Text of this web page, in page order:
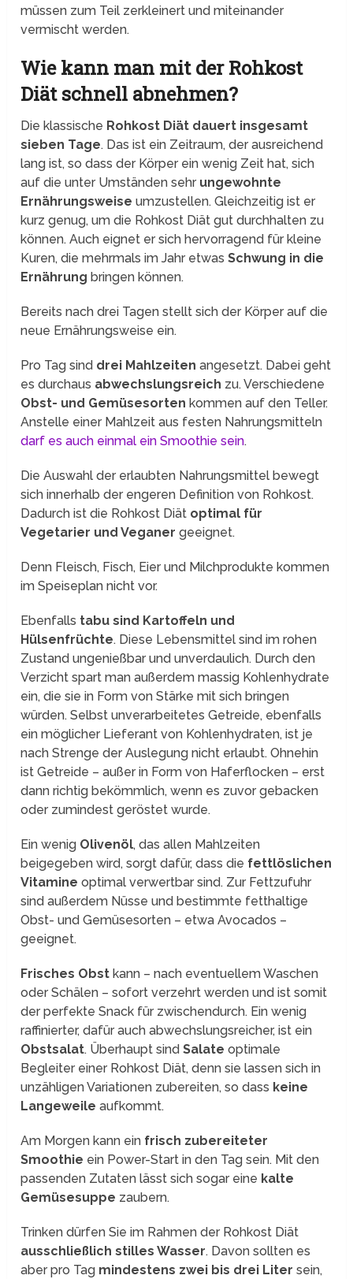
müssen zum Teil zerkleinert und miteinander
vermischt werden.
Wie kann man mit der Rohkost
Diät schnell abnehmen?
Die klassische Rohkost Diät dauert insgesamt
sieben Tage. Das ist ein Zeitraum, der ausreichend
lang ist, so dass der Körper ein wenig Zeit hat, sich
auf die unter Umständen sehr ungewohnte
Ernährungsweise umzustellen. Gleichzeitig ist er
kurz genug, um die Rohkost Diät gut durchhalten zu
können. Auch eignet er sich hervorragend für kleine
Kuren, die mehrmals im Jahr etwasSchwung in die
Ernährung bringen können.
Bereits nach drei Tagen stellt sich der Körper auf die
neue Ernährungsweise ein.
Pro Tag sind drei Mahlzeiten angesetzt. Dabei geht
es durchaus abwechslungsreich zu. Verschiedene
Obst- und Gemüsesorten kommen auf den Teller.
Anstelle einer Mahlzeit aus festen Nahrungsmitteln
darf es auch einmal ein Smoothie sein.
Die Auswahl der erlaubten Nahrungsmittel bewegt
sich innerhalb der engeren Definition von Rohkost.
Dadurch ist die Rohkost Diät optimal für
Vegetarier und Veganer geeignet.
Denn Fleisch, Fisch, Eier und Milchprodukte kommen
im Speiseplan nicht vor.
Ebenfalls tabu sind Kartoffeln und
Hülsenfrüchte. Diese Lebensmittel sind im rohen
Zustand ungenießbar und unverdaulich. Durch den
Verzicht spart man außerdem massig Kohlenhydrate
ein, die sie in Form von Stärke mit sich bringen
würden. Selbst unverarbeitetes Getreide, ebenfalls
ein möglicher Lieferant von Kohlenhydraten, ist je
nach Strenge der Auslegung nicht erlaubt. Ohnehin
ist Getreide – außer in Form von Haferflocken – erst
dann richtig bekömmlich, wenn es zuvor gebacken
oder zumindest geröstet wurde.
Ein wenig Olivenöl, das allen Mahlzeiten
beigegeben wird, sorgt dafür, dass die fettlöslichen
Vitamine optimal verwertbar sind. Zur Fettzufuhr
sind außerdem Nüsse und bestimmte fetthaltige
Obst- und Gemüsesorten – etwa Avocados –
geeignet.
Frisches Obst kann – nach eventuellem Waschen
oder Schälen – sofort verzehrt werden und ist somit
der perfekte Snack für zwischendurch. Ein wenig
raffinierter, dafür auch abwechslungsreicher, ist ein
Obstsalat. Überhaupt sindSalate optimale
Begleiter einer Rohkost Diät, denn sie lassen sich in
unzähligen Variationen zubereiten, so dass keine
Langeweile aufkommt.
Am Morgen kann ein frisch zubereiteter
Smoothie ein Power-Start in den Tag sein. Mit den
passenden Zutaten lässt sich sogar eine kalte
Gemüsesuppe zaubern.
Trinken dürfen Sie im Rahmen der Rohkost Diät
ausschließlich stilles Wasser. Davon sollten es
aber pro Tag mindestens zwei bis drei Liter sein,